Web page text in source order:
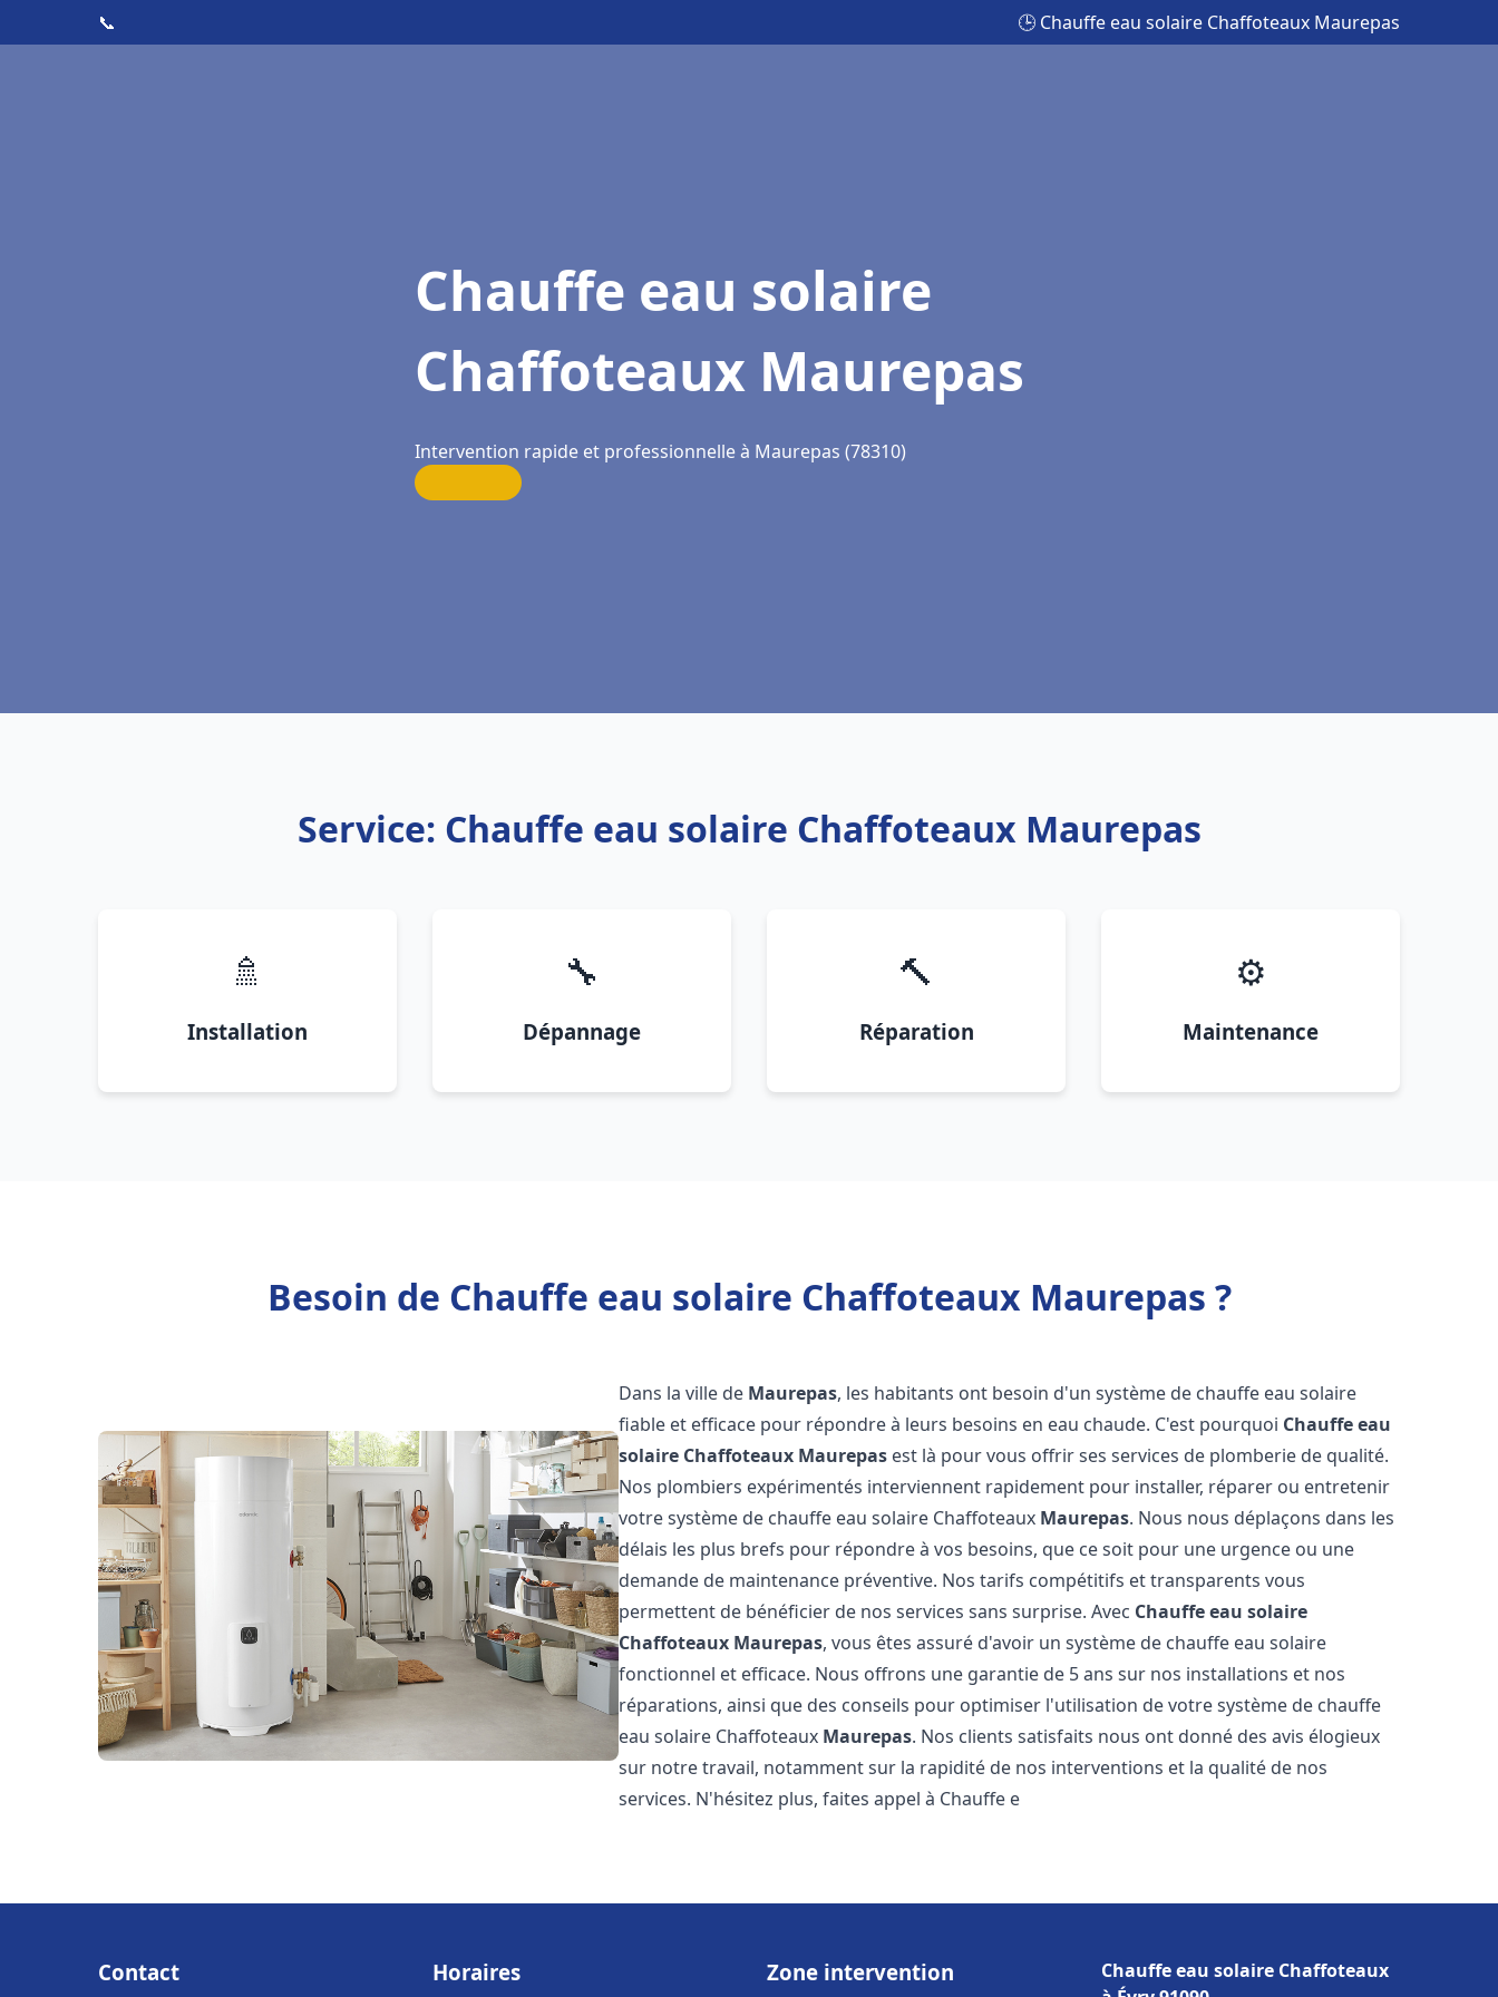
📞 🕒 Chauffe eau solaire Chaffoteaux Maurepas
Chauffe eau solaire
Chaffoteaux Maurepas
Intervention rapide et professionnelle à Maurepas (78310)
Service: Chauffe eau solaire Chaffoteaux Maurepas
🚿
Installation
🔧
Dépannage
🔨
Réparation
⚙️
Maintenance
Besoin de Chauffe eau solaire Chaffoteaux Maurepas ?
Dans la ville de Maurepas, les habitants ont besoin d'un système de chauffe eau solaire
fiable et efficace pour répondre à leurs besoins en eau chaude. C'est pourquoi Chauffe eau
solaire Chaffoteaux Maurepas est là pour vous offrir ses services de plomberie de qualité.
Nos plombiers expérimentés interviennent rapidement pour installer, réparer ou entretenir
votre système de chauffe eau solaire Chaffoteaux Maurepas. Nous nous déplaçons dans les
délais les plus brefs pour répondre à vos besoins, que ce soit pour une urgence ou une
demande de maintenance préventive. Nos tarifs compétitifs et transparents vous
permettent de bénéficier de nos services sans surprise. Avec Chauffe eau solaire
Chaffoteaux Maurepas, vous êtes assuré d'avoir un système de chauffe eau solaire
fonctionnel et efficace. Nous offrons une garantie de 5 ans sur nos installations et nos
réparations, ainsi que des conseils pour optimiser l'utilisation de votre système de chauffe
eau solaire Chaffoteaux Maurepas. Nos clients satisfaits nous ont donné des avis élogieux
sur notre travail, notamment sur la rapidité de nos interventions et la qualité de nos
services. N'hésitez plus, faites appel à Chauffe e
Contact Horaires Zone intervention
Chauffe eau solaire Chaffoteaux